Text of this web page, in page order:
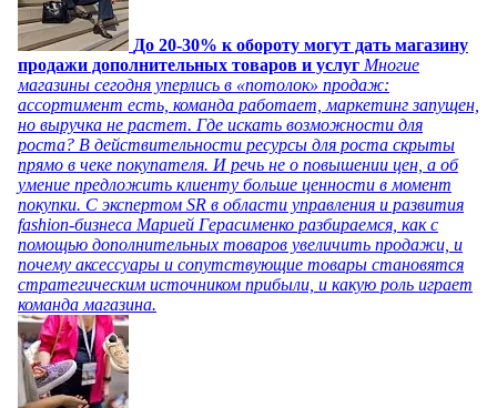
До 20-30% к обороту могут дать магазину
продажи дополнительных товаров и услуг Многие
магазины сегодня уперлись в «потолок» продаж:
ассортимент есть, команда работает, маркетинг запущен,
но выручка не растет. Где искать возможности для
роста? В действительности ресурсы для роста скрыты
прямо в чеке покупателя. И речь не о повышении цен, а об
умение предложить клиенту больше ценности в момент
покупки. С экспертом SR в области управления и развития
fashion-бизнеса Марией Герасименко разбираемся, как с
помощью дополнительных товаров увеличить продажи, и
почему аксессуары и сопутствующие товары становятся
стратегическим источником прибыли, и какую роль играет
команда магазина.